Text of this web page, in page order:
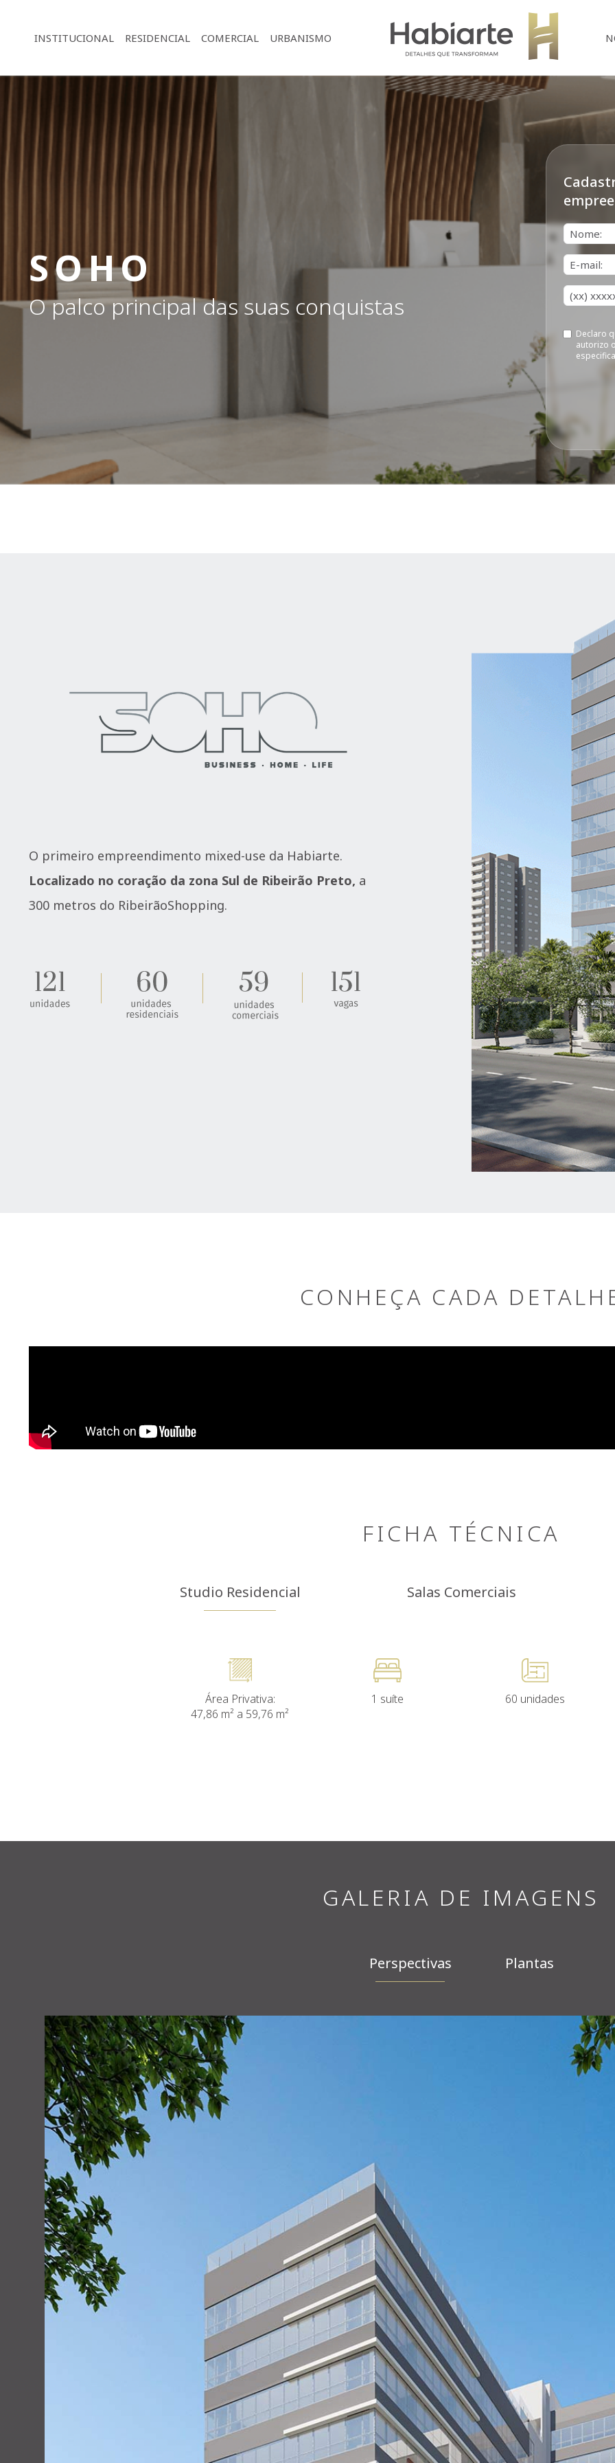
INSTITUCIONAL RESIDENCIAL COMERCIAL URBANISMO
SOHO
O palco principal das suas conquistas
Nome*
E-mail*
Telefone*
Declaro
autorizo
O primeiro empreendimento mixed-use da Habiarte.
Localizado no coração da zona Sul de Ribeirão Preto, a
300 metros do RibeirãoShopping.
CONHEÇA CADA
FICHA TÉCNICA
Studio Residencial Salas Comerciais
Área Privativa:
47,86 m² a 59,76 m²
1 suíte 60 unidades
GALERIA DE IMAGENS
Perspectivas Plantas
Planta Studios (47,86 a 59,76 m²) e Rooftop |